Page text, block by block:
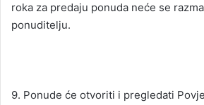
roka za predaju ponuda neće se
ponuditelju.
9. Ponude će otvoriti i pregledati